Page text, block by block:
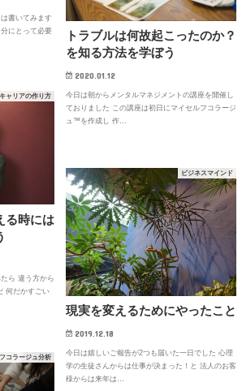
書いてみます
にとって必要
トラブルは何故起こったのか？
を知る方法を学ぼう
2020.01.12
今日は朝からメンタルマネジメントの講座を開催し
ておりました この講座は初日にマイセルフコラージ
ュ™を作成し 作…
ャリアの作り方
る時には
ら 違う方から
何だかすごい
ビジネスマインド
現実を変えるためにやったこと
2019.12.18
今日は嬉しいご報告が2つも届いた一日でした 心理
学の生徒さんからは仕事が決まった！と 法人のお客
様からは来年は…
コラージュ分析